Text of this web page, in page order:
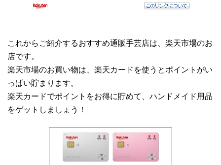
これからご紹介するおすすめ通販手芸店は、楽天市場のお
店です。
楽天市場のお買い物は、楽天カードを使うとポイントがい
っぱい貯まります。
楽天カードでポイントをお得に貯めて、ハンドメイド用品
をゲットしましょう！